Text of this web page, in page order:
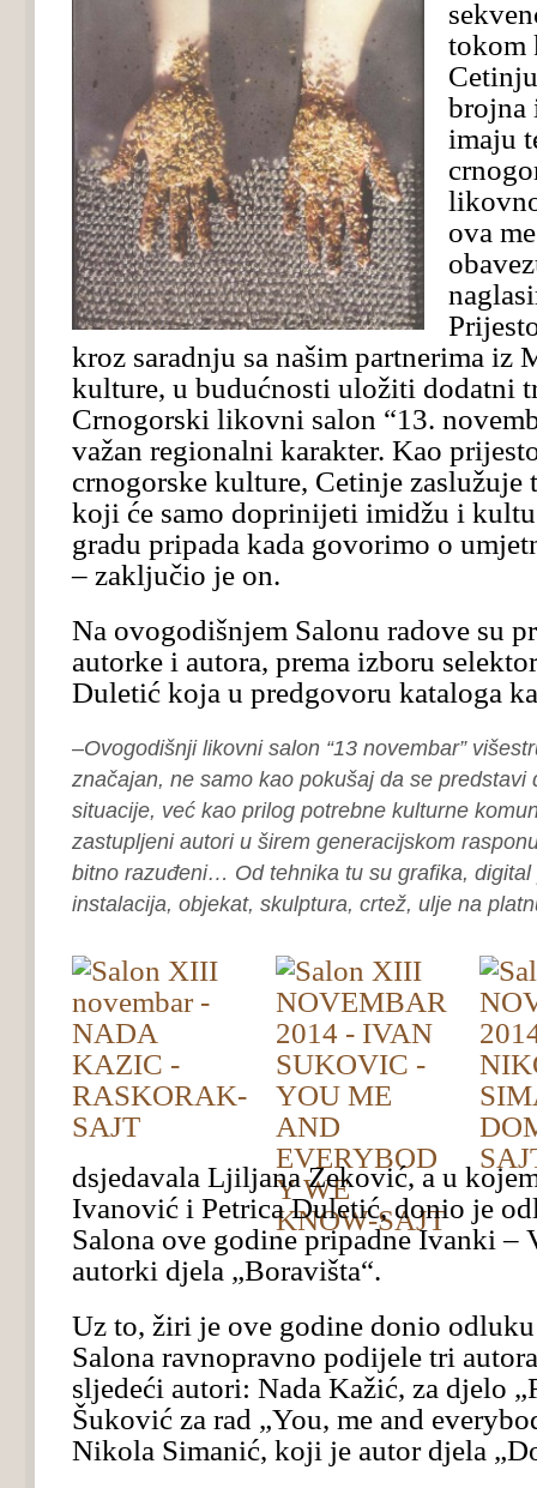
tokom
brojna
imaju
ova
kroz saradnju sa našim partnerima iz
kulture, u budućnosti uložiti dodatni
Crnogorski likovni salon “13.
važan regionalni karakter. Kao
crnogorske kulture, Cetinje zaslužuje
koji će samo doprinijeti imidžu i
gradu pripada kada govorimo o
– zaključio je on.
Na ovogodišnjem Salonu radove su
autorke i autora, prema izboru
Duletić koja u predgovoru kataloga
–Ovogodišnji likovni salon “13 novembar”
značajan, ne samo kao pokušaj da se predstavi
situacije, već kao prilog potrebne kulturne
zastupljeni autori u širem generacijskom
bitno razuđeni… Od tehnika tu su grafika, digital
instalacija, objekat, skulptura, crtež, ulje na
dsjedavala Ljiljana Zeković, a u
Ivanović i Petrica Duletić, donio je
Salona ove godine pripadne Ivanki –
autorki djela „Boravišta“.
Uz to, žiri je ove godine donio odluku
Salona ravnopravno podijele tri
sljedeći autori: Nada Kažić, za djelo
Šuković za rad „You, me and
Nikola Simanić, koji je autor djela